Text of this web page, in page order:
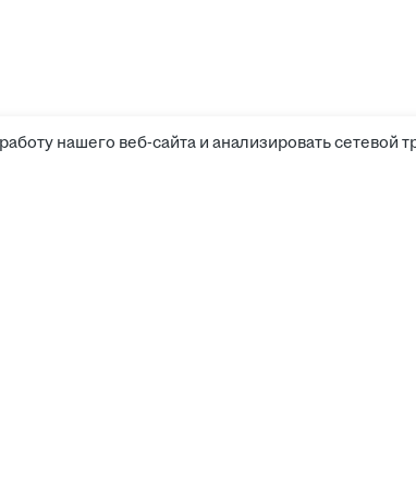
нашего веб-сайта и анализировать сетевой